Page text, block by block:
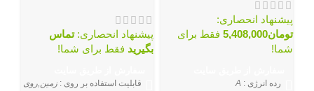
پیشنهاد انحصاری:
تومان5,408,000 فقط برای
شما!
رده انرژی :
A
پیشنهاد انحصاری:تماس
بگیرید فقط برای شما!
قابلیت استفاده بر روی : زمین,روی